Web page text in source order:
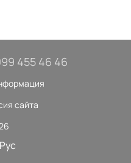
455 46 46
сайта
Рус